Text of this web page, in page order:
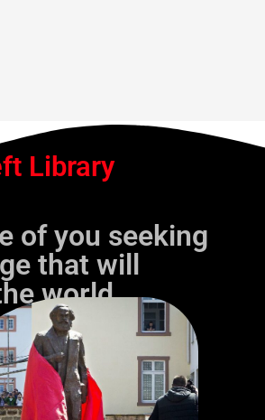
Library
of you seeking
that will
world